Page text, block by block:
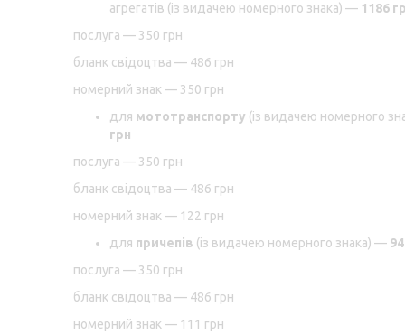
агрегатів (із видачею номерного знака) — 1186
послуга — 350 грн
бланк свідоцтва — 486 грн
номерний знак — 350 грн
для мототранспорту (із видачею номерного
грн
послуга — 350 грн
бланк свідоцтва — 486 грн
номерний знак — 122 грн
для причепів (із видачею номерного знака) —
послуга — 350 грн
бланк свідоцтва — 486 грн
номерний знак — 111 грн